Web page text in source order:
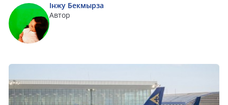
Інжу Бекмырза
Автор